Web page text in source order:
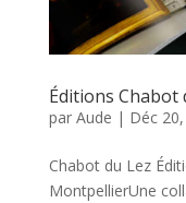
Éditions Chabot
par Aude | Déc
Chabot du Lez
MontpellierUne